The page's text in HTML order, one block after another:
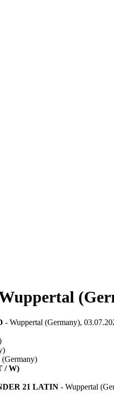
- Wuppertal (Germany),
(Germany)
/ W)
21 LATIN - Wuppertal